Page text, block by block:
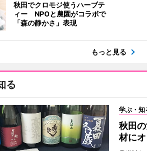
秋田でクロモジ使うハーブテ
ィー NPOと農園がコラボで
「森の静かさ」表現
もっと見る
る
学ぶ・知
秋田
材に